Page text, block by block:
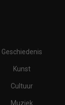
Geschiedenis
Kunst
Cultuur
Muziek